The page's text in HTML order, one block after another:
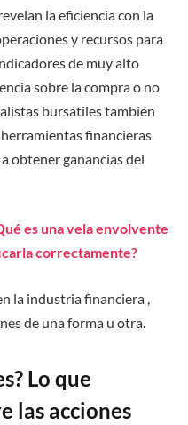
la eficiencia con la
y recursos para
de muy alto
sobre la compra o no
bursátiles también
financieras
obtener ganancias del
es una vela envolvente
correctamente?
la industria financiera ,
de una forma u otra.
Lo que
las acciones